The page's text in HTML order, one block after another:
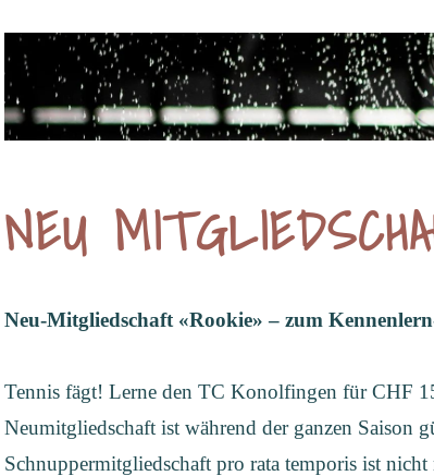
NEU
Neu-Mitgliedschaft «Rookie» – zum
Tennis fägt! Lerne den TC Konolfingen für CHF
Neumitgliedschaft ist während der ganzen Saison
Schnuppermitgliedschaft pro rata temporis ist